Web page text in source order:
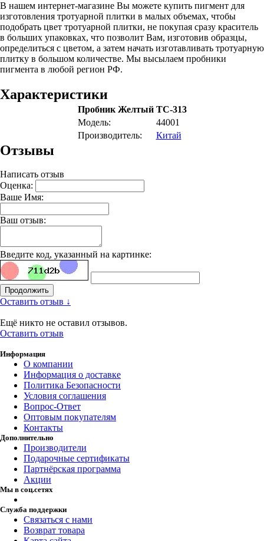
В нашем интернет-магазине Вы можете купить пигмент для
изготовления тротуарной плитки в малых объемах, чтобы
подобрать цвет тротуарной плитки, не покупая сразу краситель
в больших упаковках, что позволит Вам, изготовив образцы,
определиться с цветом, а затем начать изготавливать тротуарную
плитку в большом количестве. Мы высылаем пробники
пигмента в любой регион РФ.
Характеристики
Пробник Желтый TC-313
Модель:
44001
Производитель:
Китай
Отзывы
Написать отзыв
Оценка:
Ваше Имя:
Ваш отзыв:
Введите код, указанный на картинке:
Продолжить
Оставить отзыв ↓
Ещё никто не оставил отзывов.
Оставить отзыв
Информация
О компании
Информация о доставке
Политика Безопасности
Условия соглашения
Вопрос-Ответ
Оптовым покупателям
Контакты
Дополнительно
Производители
Подарочные сертификаты
Партнёрская программа
Акции
Мы в соц.сетях
Служба поддержки
Связаться с нами
Возврат товара